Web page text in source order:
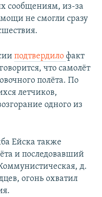
сообщениям, из-за
не смогли сразу
подтвердило факт
что самолёт
полёта. По
летчиков,
одного из
Ейска также
и последовавший
д.
огонь охватил